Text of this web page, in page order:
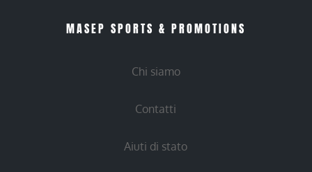
MASEP SPORTS & PROMOTIONS
Chi siamo
Contatti
Aiuti di stato